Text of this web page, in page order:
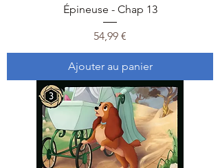
Épineuse - Chap 13
Prix
54,99 €
Ajouter au panier